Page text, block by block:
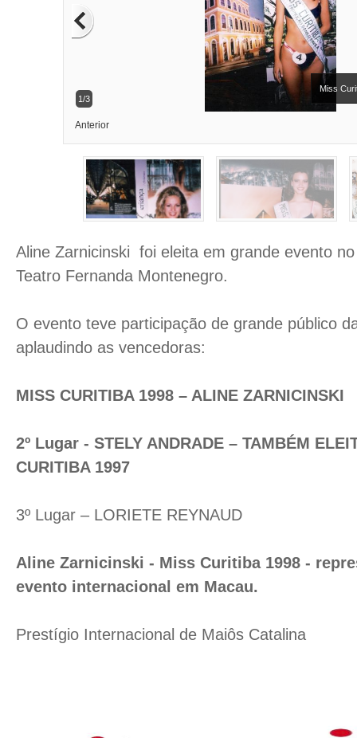
1/3
Anterior
Aline Zarnicinski foi eleita em grande evento
Teatro Fernanda Montenegro.
O evento teve participação de grande público
aplaudindo as vencedoras:
MISS CURITIBA 1998 – ALINE ZARNICINSKI
2º Lugar - STELY ANDRADE – TAMBÉM
CURITIBA 1997
3º Lugar – LORIETE REYNAUD
Aline Zarnicinski - Miss Curitiba 1998 -
evento internacional em Macau.
Prestígio Internacional de Maiôs Catalina